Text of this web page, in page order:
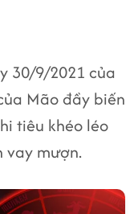
30/9/2021 của
Mão đầy biến
tiêu khéo léo
vay mượn.